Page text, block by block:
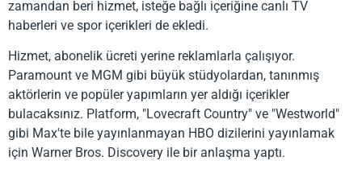
zamandan beri hizmet, isteğe bağlı içeriğine canlı TV
haberleri ve spor içerikleri de ekledi.
Hizmet, abonelik ücreti yerine reklamlarla çalışıyor.
Paramount ve MGM gibi büyük stüdyolardan, tanınmış
aktörlerin ve popüler yapımların yer aldığı içerikler
bulacaksınız. Platform, "Lovecraft Country" ve "Westworld"
gibi Max'te bile yayınlanmayan HBO dizilerini yayınlamak
için Warner Bros. Discovery ile bir anlaşma yaptı.